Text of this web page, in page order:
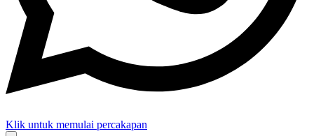
Klik untuk memulai percakapan